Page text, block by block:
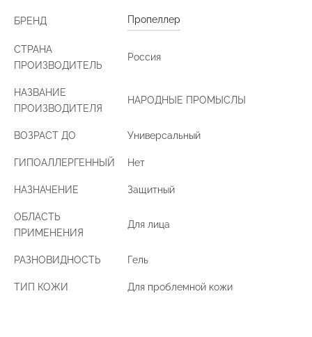
БРЕНД Пропеллер
СТРАНА
ПРОИЗВОДИТЕЛЬ
Россия
НАЗВАНИЕ
ПРОИЗВОДИТЕЛЯ
НАРОДНЫЕ ПРОМЫСЛЫ
ВОЗРАСТ ДО Универсальный
ГИПОАЛЛЕРГЕННЫЙ Нет
НАЗНАЧЕНИЕ Защитный
ОБЛАСТЬ
ПРИМЕНЕНИЯ
Для лица
РАЗНОВИДНОСТЬ Гель
ТИП КОЖИ Для проблемной кожи